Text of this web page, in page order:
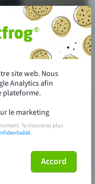
site web. Nous
Analytics afin
plateforme.
le marketing
Tu trouveras plus
.
Accord